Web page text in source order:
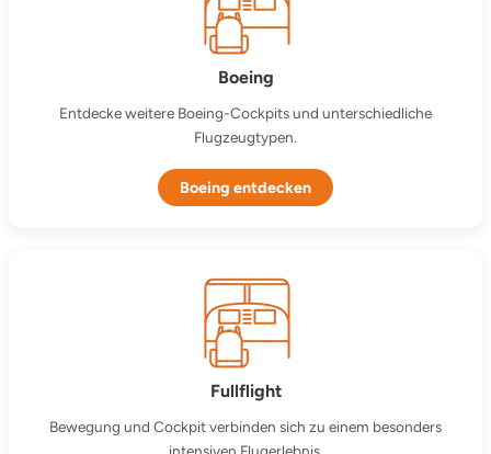
Boeing
Entdecke weitere Boeing-Cockpits und unterschiedliche
Flugzeugtypen.
Boeing entdecken
Fullflight
Bewegung und Cockpit verbinden sich zu einem besonders
intensiven Flugerlebnis.